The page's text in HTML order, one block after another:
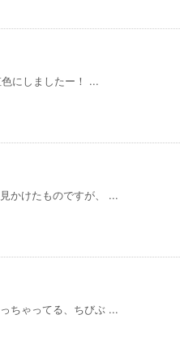
にしましたー！ ...
かけたものですが、 ...
ちゃってる、ちびぶ ...